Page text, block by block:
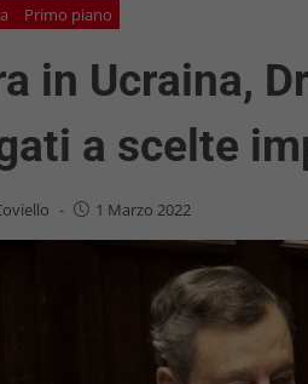
Primo piano
in Ucraina,
a scelte
- 1 Marzo 2022